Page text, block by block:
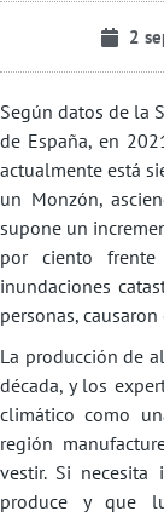
2
Según datos de la
de España, en
actualmente está
un Monzón,
supone un
por ciento
inundaciones
personas,
La producción de
década, y los
climático como
región
vestir. Si
produce y que